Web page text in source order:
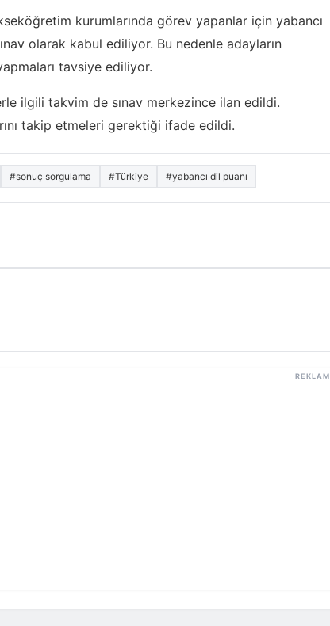
kurumlarında görev yapanlar için yabancı
olarak kabul ediliyor. Bu nedenle adayların
tavsiye ediliyor.
ilgili takvim de sınav merkezince ilan edildi.
takip etmeleri gerektiği ifade edildi.
#sonuç sorgulama #Türkiye #yabancı dil puanı
REKLAM